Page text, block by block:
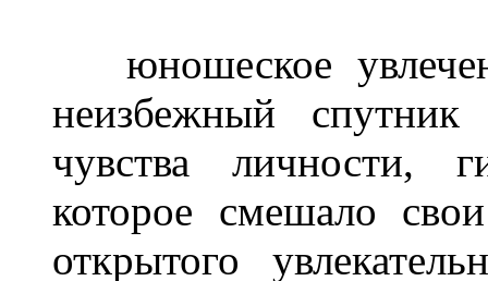
юношеское
неизбежный спутник
чувства личности,
которое смешало
открытого